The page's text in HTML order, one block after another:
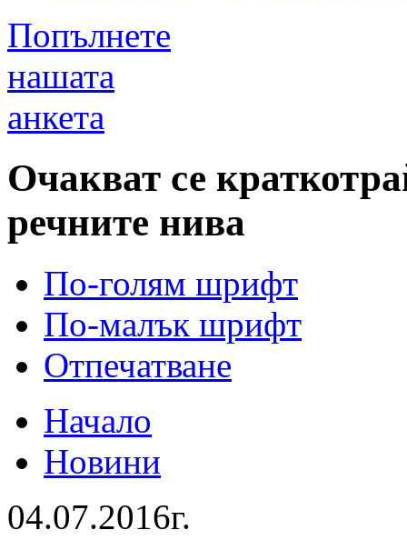
Попълнете
нашата
анкета
Очакват се
речните нива
По-голям шрифт
По-малък шрифт
Отпечатване
Начало
Новини
04.07.2016г.